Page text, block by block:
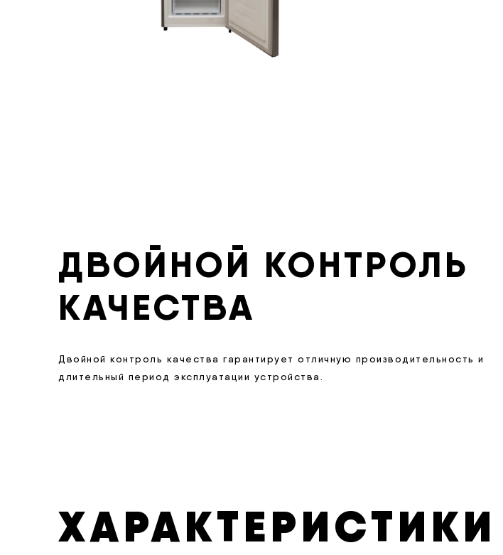
ДВОЙНОЙ КОНТРОЛЬ
КАЧЕСТВА
Двойной контроль качества гарантирует отличную производительность и
длительный период эксплуатации устройства.
ХАРАКТЕРИСТИКИ